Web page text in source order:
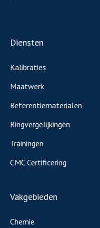
Diensten
Kalibraties
Maatwerk
Referentiematerialen
Ringvergelijkingen
Trainingen
CMC Certificering
Vakgebieden
Chemie